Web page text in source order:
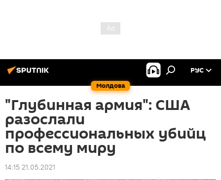
Молдова
РУС
"Глубинная армия": США
разослали
профессиональных убийц
по всему миру
14:15 21.05.2021